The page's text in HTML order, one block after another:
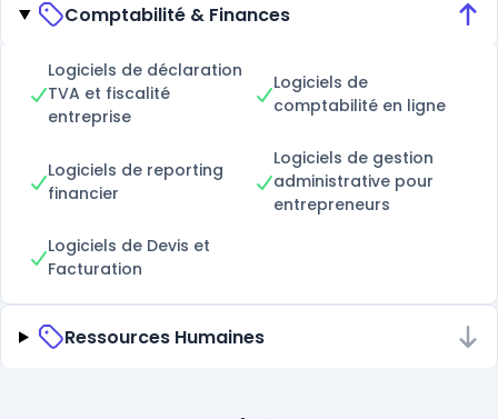
Comptabilité & Finances
Logiciels de déclaration
TVA et fiscalité
entreprise
Logiciels de
comptabilité en ligne
Logiciels de reporting
financier
Logiciels de gestion
administrative pour
entrepreneurs
Logiciels de Devis et
Facturation
Ressources Humaines